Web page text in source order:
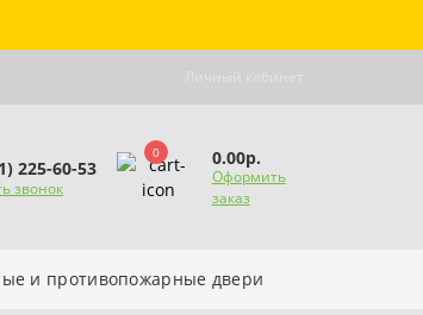
225-60-53
звонок
0 0.00р.
Оформить
заказ
и противопожарные двери